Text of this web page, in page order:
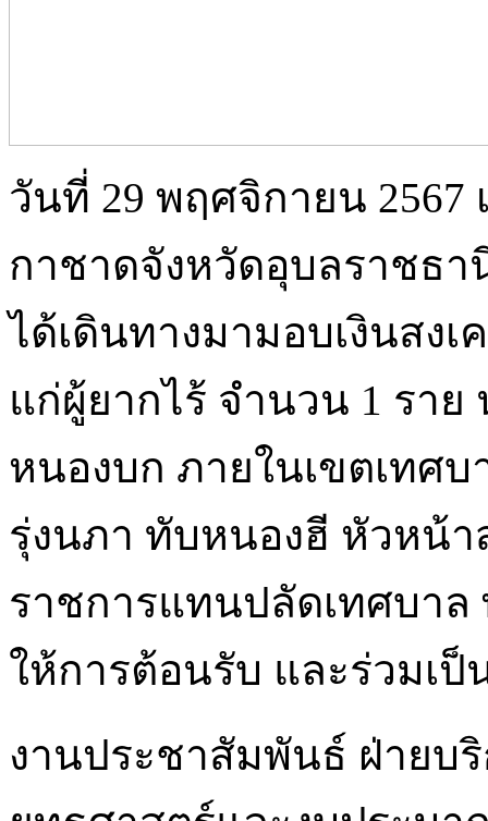
วันที่ 29 พฤศจิกายน 2567
กาชาดจังหวัดอุบลราชธ
ได้เดินทางมามอบเงินสง
แก่ผู้ยากไร้ จำนวน 1 รา
หนองบก ภายในเขตเทศ
รุ่งนภา ทับหนองฮี หัวหน้
ราชการแทนปลัดเทศบา
ให้การต้อนรับ และร่วมเ
งานประชาสัมพันธ์ ฝ่ายบ